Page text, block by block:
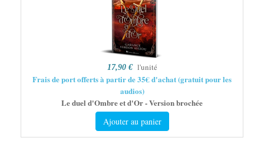
17,90 € l'unité
Frais de port offerts à partir de 35€ d'achat (gratuit pour les
audios)
Le duel d'Ombre et d'Or - Version brochée
Ajouter au panier